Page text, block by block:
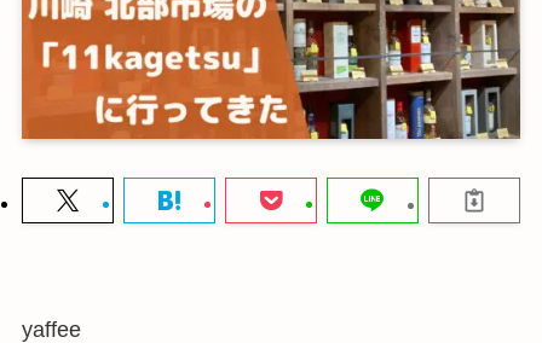
yaffee